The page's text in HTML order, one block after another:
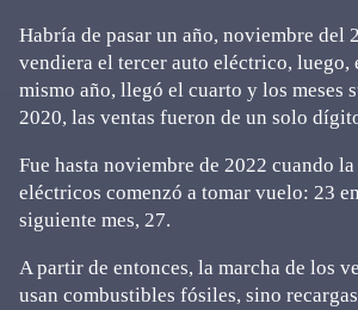
Habría de pasar un año, noviembre del
vendiera el tercer auto eléctrico, luego,
mismo año, llegó el cuarto y los meses
2020, las ventas fueron de un solo
Fue hasta noviembre de 2022 cuando
eléctricos comenzó a tomar vuelo: 23
siguiente mes, 27.
A partir de entonces, la marcha de los
usan combustibles fósiles, sino